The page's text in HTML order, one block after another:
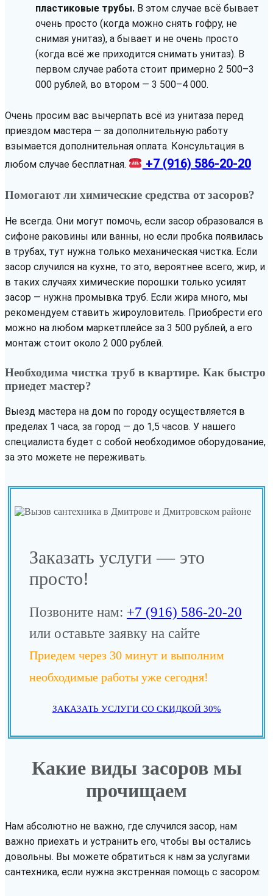
пластиковые трубы. В этом случае всё бывает
очень просто (когда можно снять гофру, не
снимая унитаз), а бывает и не очень просто
(когда всё же приходится снимать унитаз). В
первом случае работа стоит примерно 2 500–3
000 рублей, во втором — 3 500–4 000.
Очень просим вас вычерпать всё из унитаза перед
приездом мастера — за дополнительную работу
взымается дополнительная оплата. Консультация в
любом случае бесплатная.
+7 (916) 586-20-20
Помогают ли химические средства от засоров?
Не всегда. Они могут помочь, если засор образовался в
сифоне раковины или ванны, но если пробка появилась
в трубах, тут нужна только механическая чистка. Если
засор случился на кухне, то это, вероятнее всего, жир, и
в таких случаях химические порошки только усилят
засор — нужна промывка труб. Если жира много, мы
рекомендуем ставить жироуловитель. Приобрести его
можно на любом маркетплейсе за 3 500 рублей, а его
монтаж стоит около 2 000 рублей.
Необходима чистка труб в квартире. Как быстро
приедет мастер?
Выезд мастера на дом по городу осуществляется в
пределах 1 часа, за город — до 1,5 часов. У нашего
специалиста будет с собой необходимое оборудование,
за это можете не переживать.
Заказать услуги — это
просто!
Позвоните нам: +7 (916) 586-20-20
или оставьте заявку на сайте
Приедем через 30 минут и выполним
необходимые работы уже сегодня!
ЗАКАЗАТЬ УСЛУГИ СО СКИДКОЙ 30%
Какие виды засоров мы
прочищаем
Нам абсолютно не важно, где случился засор, нам
важно приехать и устранить его, чтобы вы остались
довольны. Вы можете обратиться к нам за услугами
сантехника, если нужна экстренная помощь с засором: